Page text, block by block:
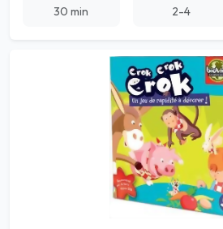
30 min 2-4